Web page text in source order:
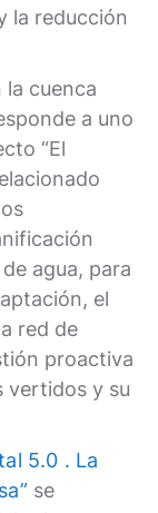
la reducción
la cuenca
a uno
“El
agua, para
el
red de
proactiva
vertidos y su
5.0 . La
se